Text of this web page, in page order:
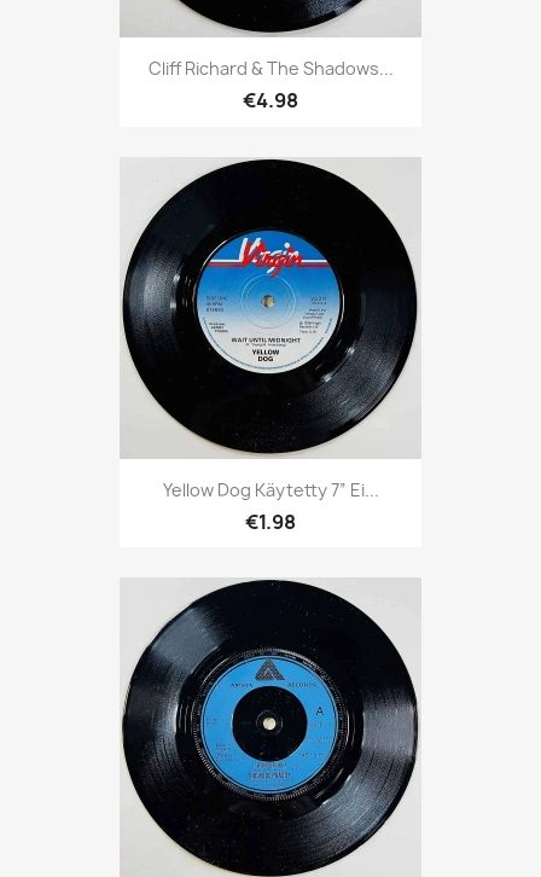
Cliff Richard & The Shadows...
€4.98
Yellow Dog Käytetty 7” Ei...
€1.98